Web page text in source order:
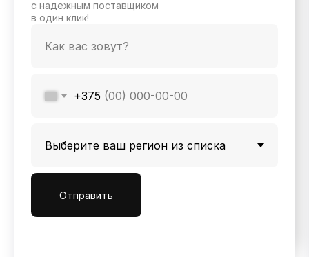
с надежным поставщиком
в один клик!
+375
Отправить